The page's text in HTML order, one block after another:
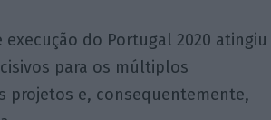
do Portugal 2020 atingiu
para os múltiplos
projetos e, consequentemente,